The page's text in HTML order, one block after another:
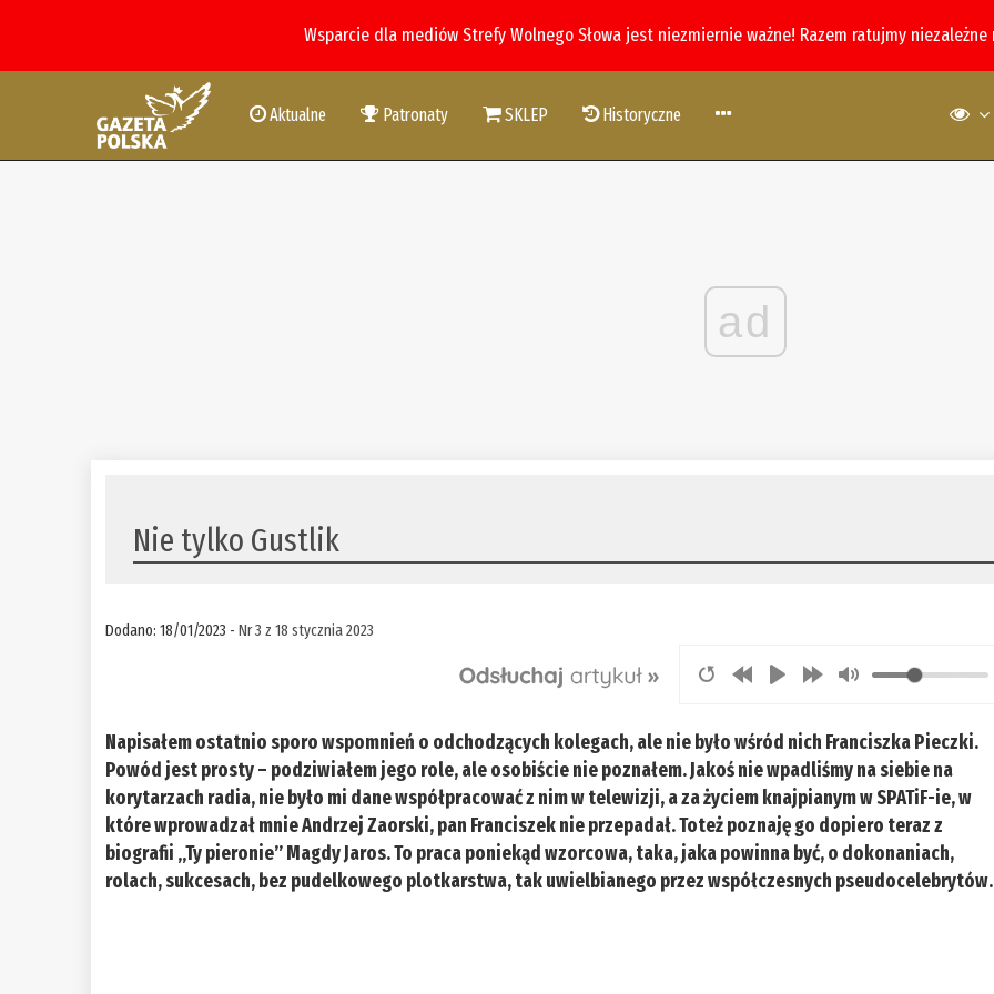
Wsparcie dla mediów Strefy Wolnego Słowa jest niezmiernie ważne! Razem ratujmy
Aktualne Patronaty SKLEP Historyczne
ad
Nie tylko Gustlik
Dodano: 18/01/2023 -Nr 3 z 18 stycznia 2023
Napisałem ostatnio sporo wspomnień o odchodzących kolegach, ale nie było wśród nich Franciszka Pieczki.
Powód jest prosty – podziwiałem jego role, ale osobiście nie poznałem. Jakoś nie wpadliśmy na siebie na
korytarzach radia, nie było mi dane współpracować z nim w telewizji, a za życiem knajpianym w SPATiF-ie, w
które wprowadzał mnie Andrzej Zaorski, pan Franciszek nie przepadał. Toteż poznaję go dopiero teraz z
biografii „Ty pieronie” Magdy Jaros. To praca poniekąd wzorcowa, taka, jaka powinna być, o dokonaniach,
rolach, sukcesach, bez pudelkowego plotkarstwa, tak uwielbianego przez współczesnych pseudocelebrytów.